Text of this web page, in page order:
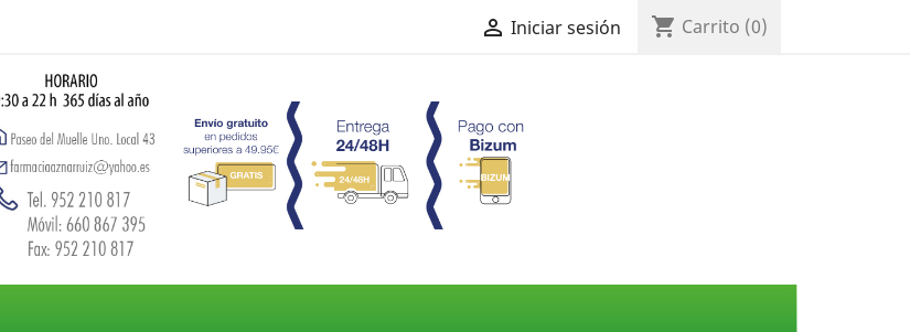
 Iniciar sesión shopping_cart Carrito (0)